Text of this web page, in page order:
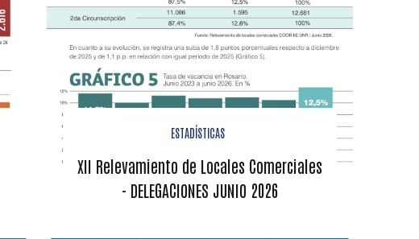
ESTADÍSTICAS
XII Relevamiento de Locales Comerciales
- DELEGACIONES JUNIO 2026